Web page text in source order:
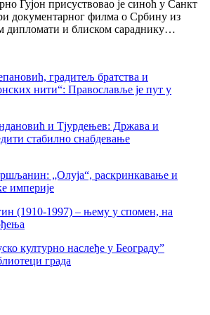
Гујон присуствовао је синоћ у Санкт
документарног филма о Србину из
дипломати и блиском сараднику…
градитељ братства и
нити“: Православље је пут у
и Тјурдењев: Држава и
стабилно снабдевање
„Олуја“, раскринкавање и
империје
(1910-1997) – њему у спомен, на
културно наслеђе у Београду”
града